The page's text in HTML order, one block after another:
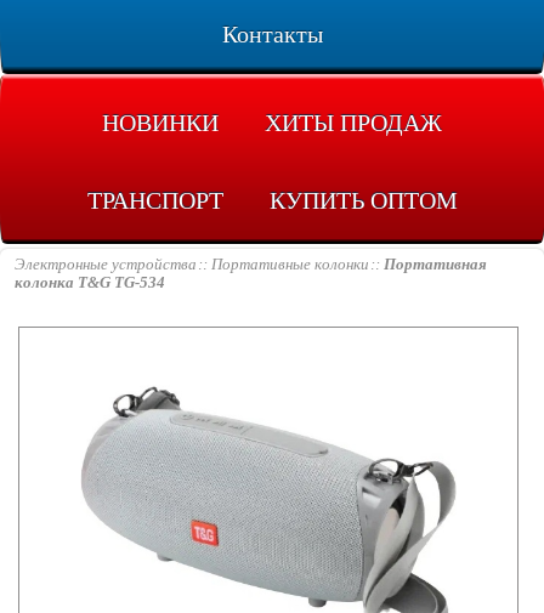
Контакты
НОВИНКИ ХИТЫ ПРОДАЖ
ТРАНСПОРТ КУПИТЬ ОПТОМ
Электронные устройства Портативные колонки
Портативная
колонка T&G TG-534